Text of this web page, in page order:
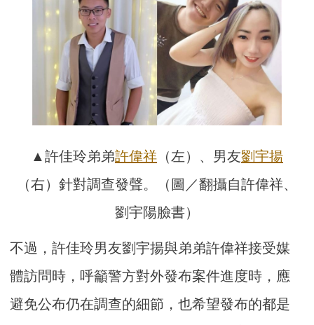
▲許佳玲弟弟許偉祥 （左）、男友劉宇揚
（右）針對調查發聲。（圖／翻攝自許偉祥、
劉宇陽臉書）
不過，許佳玲男友劉宇揚與弟弟許偉祥接受媒
體訪問時，呼籲警方對外發布案件進度時，應
避免公布仍在調查的細節，也希望發布的都是